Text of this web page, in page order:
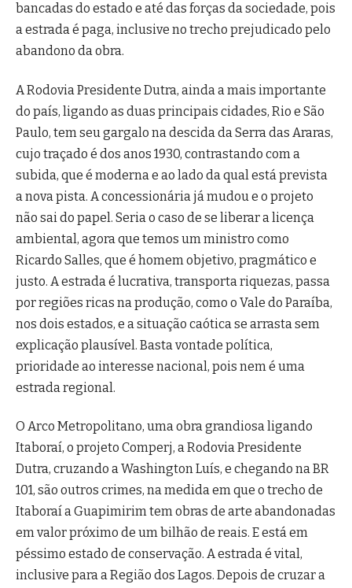
bancadas do estado e até das forças da sociedade, pois
a estrada é paga, inclusive no trecho prejudicado pelo
abandono da obra.
A Rodovia Presidente Dutra, ainda a mais importante
do país, ligando as duas principais cidades, Rio e São
Paulo, tem seu gargalo na descida da Serra das Araras,
cujo traçado é dos anos 1930, contrastando com a
subida, que é moderna e ao lado da qual está prevista
a nova pista. A concessionária já mudou e o projeto
não sai do papel. Seria o caso de se liberar a licença
ambiental, agora que temos um ministro como
Ricardo Salles, que é homem objetivo, pragmático e
justo. A estrada é lucrativa, transporta riquezas, passa
por regiões ricas na produção, como o Vale do Paraíba,
nos dois estados, e a situação caótica se arrasta sem
explicação plausível. Basta vontade política,
prioridade ao interesse nacional, pois nem é uma
estrada regional.
O Arco Metropolitano, uma obra grandiosa ligando
Itaboraí, o projeto Comperj, a Rodovia Presidente
Dutra, cruzando a Washington Luís, e chegando na BR
101, são outros crimes, na medida em que o trecho de
Itaboraí a Guapimirim tem obras de arte abandonadas
em valor próximo de um bilhão de reais. E está em
péssimo estado de conservação. A estrada é vital,
inclusive para a Região dos Lagos. Depois de cruzar a